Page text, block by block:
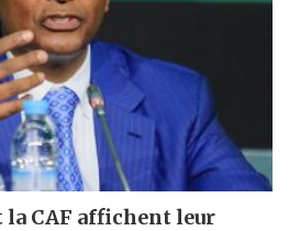
la CAF affichent leur